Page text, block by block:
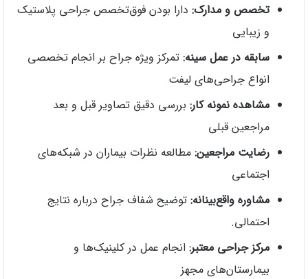
تخصص و مدارک: دارا بودن فوق‌تخصص جراحی پلاستیک
و زیبایی
سابقه در عمل سینه: تمرکز ویژه جراح بر انجام تخصصی
انواع جراحی‌های لیفت
مشاهده نمونه کار: بررسی دقیق تصاویر قبل و بعد
مراجعین قبلی
رضایت مراجعین: مطالعه نظرات بیماران در شبکه‌های
اجتماعی
مشاوره واقع‌بینانه: توضیح شفاف جراح درباره نتایج
احتمالی.
مرکز جراحی معتبر: انجام عمل در کلینیک‌ها و
بیمارستان‌های مجهز